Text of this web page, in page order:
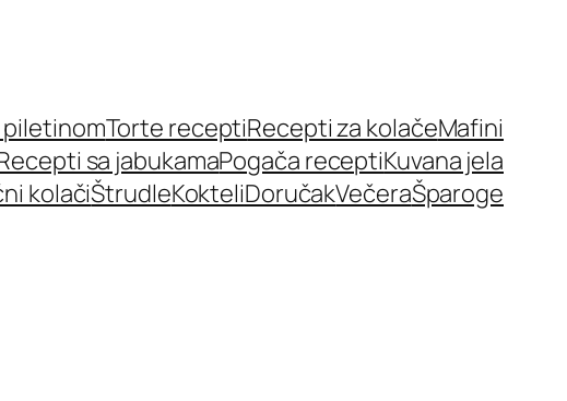
Torte receptiRecepti za kolačeMafini
sa jabukamaPogača receptiKuvana jela
kolačiŠtrudleKokteliDoručakVečeraŠparoge